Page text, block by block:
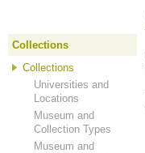
Collections
Collections
Universities and
Locations
Museum and
Collection Types
Museum and